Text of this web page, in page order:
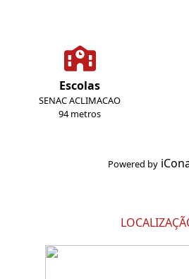
Escolas
SENAC ACLIMACAO
94 metros
Powered by